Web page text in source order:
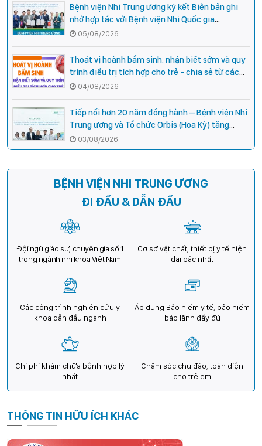
Bệnh viện Nhi Trung ương ký kết Biên bản ghi
nhớ hợp tác với Bệnh viện Nhi Quốc gia
Campuchia
05/08/2026
Thoát vị hoành bẩm sinh: nhận biết sớm và quy
trình điều trị tích hợp cho trẻ - chia sẻ từ các
chuyên gia hàng đầu của Bệnh Viện Nhi Trung
04/08/2026
Tiếp nối hơn 20 năm đồng hành – Bệnh viện Nhi
Trung ương và Tổ chức Orbis (Hoa Kỳ) tăng
cường hợp tác, mở rộng cơ hội bảo vệ thị lực
cho trẻ em Việt Nam
03/08/2026
BỆNH VIỆN NHI TRUNG ƯƠNG
ĐI ĐẦU & DẪN ĐẦU
Đội ngũ giáo sư, chuyên gia số 1
trong ngành nhi khoa Việt Nam
Cơ sở vật chất, thiết bị y tế hiện
đại bậc nhất
Các công trình nghiên cứu y
khoa dẫn đầu ngành
Áp dụng Bảo hiểm y tế, bảo hiểm
bảo lãnh đầy đủ
Chi phí khám chữa bệnh hợp lý
nhất
Chăm sóc chu đáo, toàn diện
cho trẻ em
THÔNG TIN HỮU ÍCH KHÁC